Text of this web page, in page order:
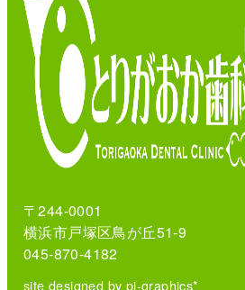
〒244-0001
横浜市戸塚区鳥が丘51-9
045-870-4182
site designed by pi-graphics*